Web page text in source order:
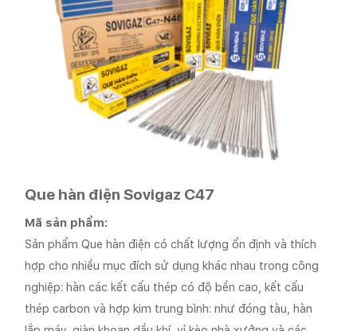
Que hàn điện Sovigaz C47
Mã sản phẩm:
Sản phẩm Que hàn điện có chất lượng ổn định và thích
hợp cho nhiều mục đích sử dụng khác nhau trong công
nghiệp: hàn các kết cấu thép có độ bền cao, kết cấu
thép carbon và hợp kim trung bình: như đóng tàu, hàn